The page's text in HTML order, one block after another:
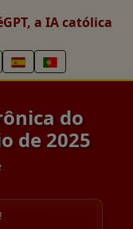
a IA católica
do
de 2025